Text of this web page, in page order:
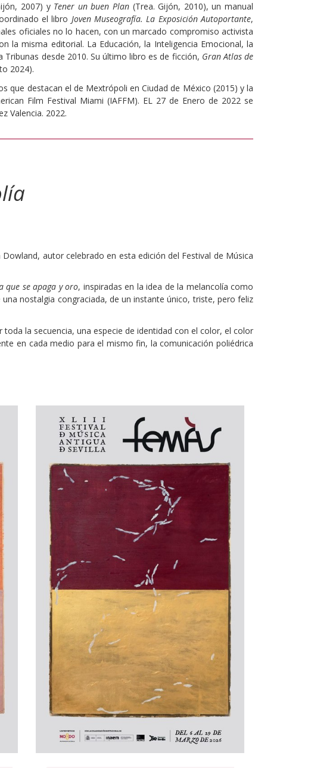
2007) y Tener un buen Plan (Trea. Gijón, 2010), un manual
el libro Joven Museografía. La Exposición Autoportante,
oficiales no lo hacen, con un marcado compromiso activista
la misma editorial. La Educación, la Inteligencia Emocional, la
desde 2010. Su último libro es de ficción, Gran Atlas de
2024).
destacan el de Mextrópoli en Ciudad de México (2015) y la
Film Festival Miami (IAFFM). EL 27 de Enero de 2022 se
Valencia. 2022.
autor celebrado en esta edición del Festival de Música
que se apaga y oro, inspiradas en la idea de la melancolía como
nostalgia congraciada, de un instante único, triste, pero feliz
la secuencia, una especie de identidad con el color, el color
en cada medio para el mismo fin, la comunicación poliédrica